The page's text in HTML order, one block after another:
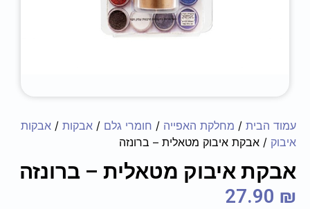
עמוד הבית / מחלקת האפייה / חומרי גלם / אבקות / אבקות
איבוק / אבקת איבוק מטאלית – ברונזה
אבקת איבוק מטאלית – ברונזה
27.90 ₪